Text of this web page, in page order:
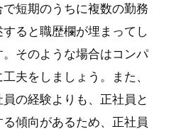
短期のうちに複数の勤務
ると職歴欄が埋まってし
。そのような場合はコンパ
夫をしましょう。また、
の経験よりも、正社員と
傾向があるため、正社員